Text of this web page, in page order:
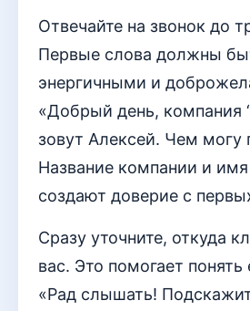
Отвечайте на звонок до
Первые слова должны
энергичными и
«Добрый день, компания
зовут Алексей. Чем могу
Название компании и имя
создают доверие с
Сразу уточните, откуда
вас. Это помогает понять
«Рад слышать!